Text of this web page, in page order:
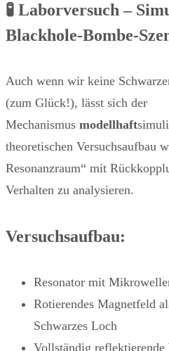
🧪 Laborversuch –
Blackhole-Bombe-
Auch wenn wir keine
(zum Glück!), lässt sich der
Mechanismus modellhaft
theoretischen Versuchsaufbau
Resonanzraum“ mit
Verhalten zu analysieren.
Versuchsaufbau:
Resonator mit
Rotierendes Magnetfeld
Schwarzes Loch
Vollständig